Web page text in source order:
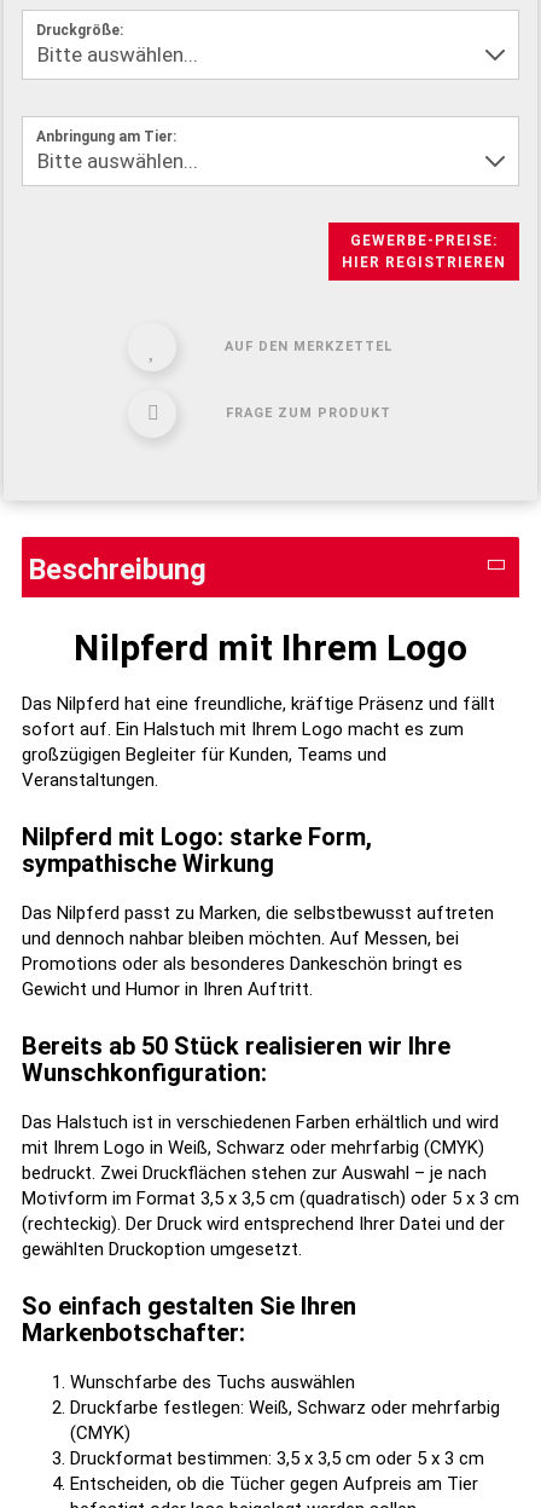
Druckgröße:
Anbringung am Tier:
GEWERBE-PREISE:
HIER REGISTRIEREN
AUF DEN MERKZETTEL
FRAGE ZUM PRODUKT
Beschreibung
Nilpferd mit Ihrem Logo
Das Nilpferd hat eine freundliche, kräftige Präsenz und fällt
sofort auf. Ein Halstuch mit Ihrem Logo macht es zum
großzügigen Begleiter für Kunden, Teams und
Veranstaltungen.
Nilpferd mit Logo: starke Form,
sympathische Wirkung
Das Nilpferd passt zu Marken, die selbstbewusst auftreten
und dennoch nahbar bleiben möchten. Auf Messen, bei
Promotions oder als besonderes Dankeschön bringt es
Gewicht und Humor in Ihren Auftritt.
Bereits ab 50 Stück realisieren wir Ihre
Wunschkonfiguration:
Das Halstuch ist in verschiedenen Farben erhältlich und wird
mit Ihrem Logo in Weiß, Schwarz oder mehrfarbig (CMYK)
bedruckt. Zwei Druckflächen stehen zur Auswahl – je nach
Motivform im Format 3,5 x 3,5 cm (quadratisch) oder 5 x 3 cm
(rechteckig). Der Druck wird entsprechend Ihrer Datei und der
gewählten Druckoption umgesetzt.
So einfach gestalten Sie Ihren
Markenbotschafter:
Wunschfarbe des Tuchs auswählen
Druckfarbe festlegen: Weiß, Schwarz oder mehrfarbig
(CMYK)
Druckformat bestimmen: 3,5 x 3,5 cm oder 5 x 3 cm
Entscheiden, ob die Tücher gegen Aufpreis am Tier